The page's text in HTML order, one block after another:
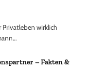
wirklich
– Fakten &